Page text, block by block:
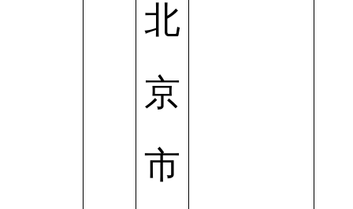
北
京
市